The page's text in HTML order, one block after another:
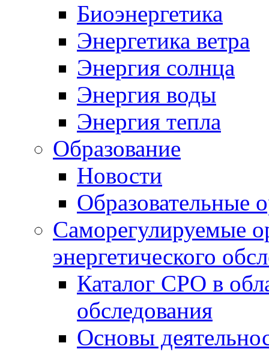
Биоэнергетика
Энергетика ветра
Энергия солнца
Энергия воды
Энергия тепла
Образование
Новости
Образовательные
Саморегулируемые
энергетического
Каталог СРО в
обследования
Основы